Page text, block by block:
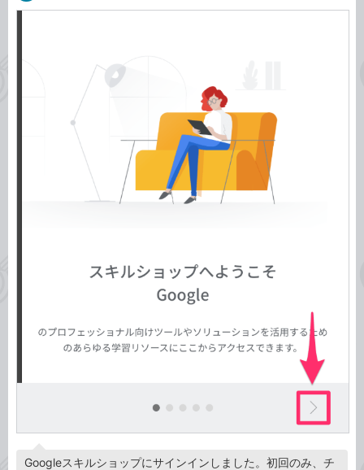
Googleスキルショップにサインインしました。初回のみ、チ